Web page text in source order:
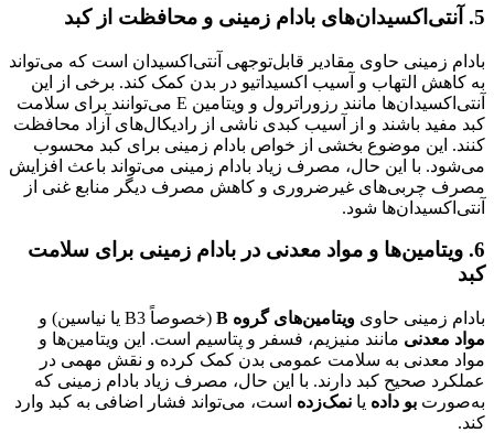
5. آنتی‌اکسیدان‌های بادام زمینی و محافظت از کبد
بادام زمینی حاوی مقادیر قابل‌توجهی آنتی‌اکسیدان است که می‌تواند
به کاهش التهاب و آسیب اکسیداتیو در بدن کمک کند. برخی از این
آنتی‌اکسیدان‌ها مانند رزوراترول و ویتامین E می‌توانند برای سلامت
کبد مفید باشند و از آسیب کبدی ناشی از رادیکال‌های آزاد محافظت
کنند. این موضوع بخشی از خواص بادام زمینی برای کبد محسوب
می‌شود. با این حال، مصرف زیاد بادام زمینی می‌تواند باعث افزایش
مصرف چربی‌های غیرضروری و کاهش مصرف دیگر منابع غنی از
آنتی‌اکسیدان‌ها شود.
6. ویتامین‌ها و مواد معدنی در بادام زمینی برای سلامت
کبد
بادام زمینی حاوی ویتامین‌های گروه B
(خصوصاً B3 یا نیاسین) و
مواد معدنی مانند منیزیم، فسفر و پتاسیم است. این ویتامین‌ها و
مواد معدنی به سلامت عمومی بدن کمک کرده و نقش مهمی در
عملکرد صحیح کبد دارند. با این حال، مصرف زیاد بادام زمینی که
به‌صورت بو داده یا نمک‌زده است، می‌تواند فشار اضافی به کبد وارد
کند.